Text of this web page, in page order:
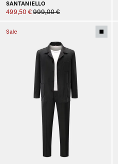
SANTANIELLO
499,50 € 999,00 €
Sale